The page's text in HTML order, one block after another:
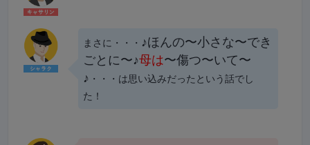
まさに・・・ ♪ほんの〜小さな〜でき
ごとに〜♪母は〜傷つ〜いて〜
♪ ・・・は思い込みだったという話でし
た！